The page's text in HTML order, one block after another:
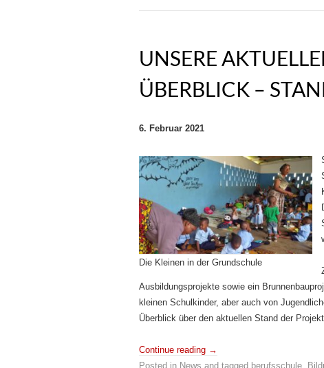
UNSERE
ÜBERBLICK –
6. Februar 2021
Die Kleinen in der Grundschule
Ausbildungsprojekte sowie ein
kleinen Schulkinder, aber auch von
Überblick über den aktuellen Stand der
Continue reading →
Posted in News and tagged berufsschule